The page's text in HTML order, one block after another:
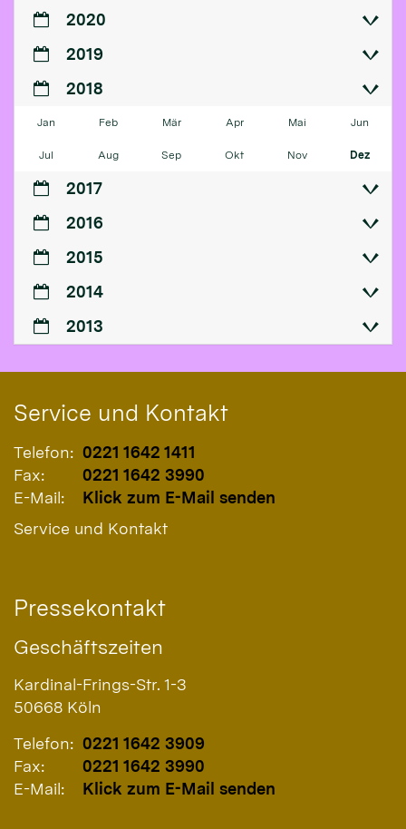
2020
2019
2018
Jan Feb Mär Apr Mai Jun
Jul Aug Sep Okt Nov Dez
2017
2016
2015
2014
2013
Service und Kontakt
Telefon: 0221 1642 1411
Fax:
0221 1642 3990
E-Mail:
Klick zum E-Mail senden
Service und Kontakt
Pressekontakt
Geschäftszeiten
Kardinal-Frings-Str. 1-3
50668 Köln
Telefon: 0221 1642 3909
Fax:
0221 1642 3990
E-Mail:
Klick zum E-Mail senden